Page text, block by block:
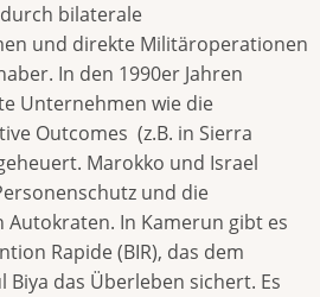
bilaterale
und direkte Militäroperationen
In den 1990er Jahren
Unternehmen wie die
Outcomes (z.B. in Sierra
Marokko und Israel
und die
Autokraten. In Kamerun gibt es
Rapide (BIR), das dem
Biya das Überleben sichert. Es